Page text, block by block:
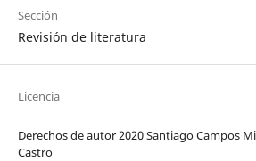
Sección
Revisión de literatura
Licencia
Derechos de autor 2020 Santiago Campos
Castro